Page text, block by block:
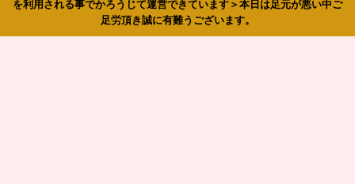
を利用される事でかろうじて運営できています＞本日は足元が悪い中ご
足労頂き誠に有難うございます。